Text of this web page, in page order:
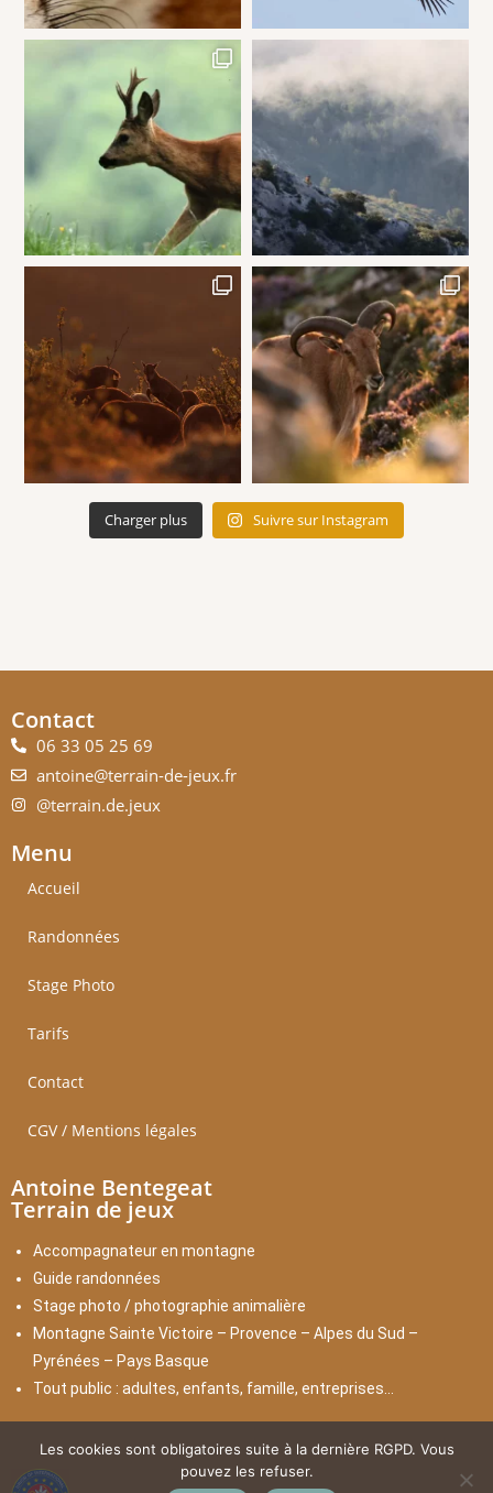
Charger plus Suivre sur Instagram
Contact
06 33 05 25 69
antoine@terrain-de-jeux.fr
@terrain.de.jeux
Menu
Accueil
Randonnées
Stage Photo
Tarifs
Contact
CGV / Mentions légales
Antoine Bentegeat
Terrain de jeux
Accompagnateur en montagne
Guide randonnées
Stage photo / photographie animalière
Montagne Sainte Victoire – Provence – Alpes du Sud –
Pyrénées – Pays Basque
Tout public : adultes, enfants, famille, entreprises…
Les cookies sont obligatoires suite à la dernière RGPD. Vous
pouvez les refuser.